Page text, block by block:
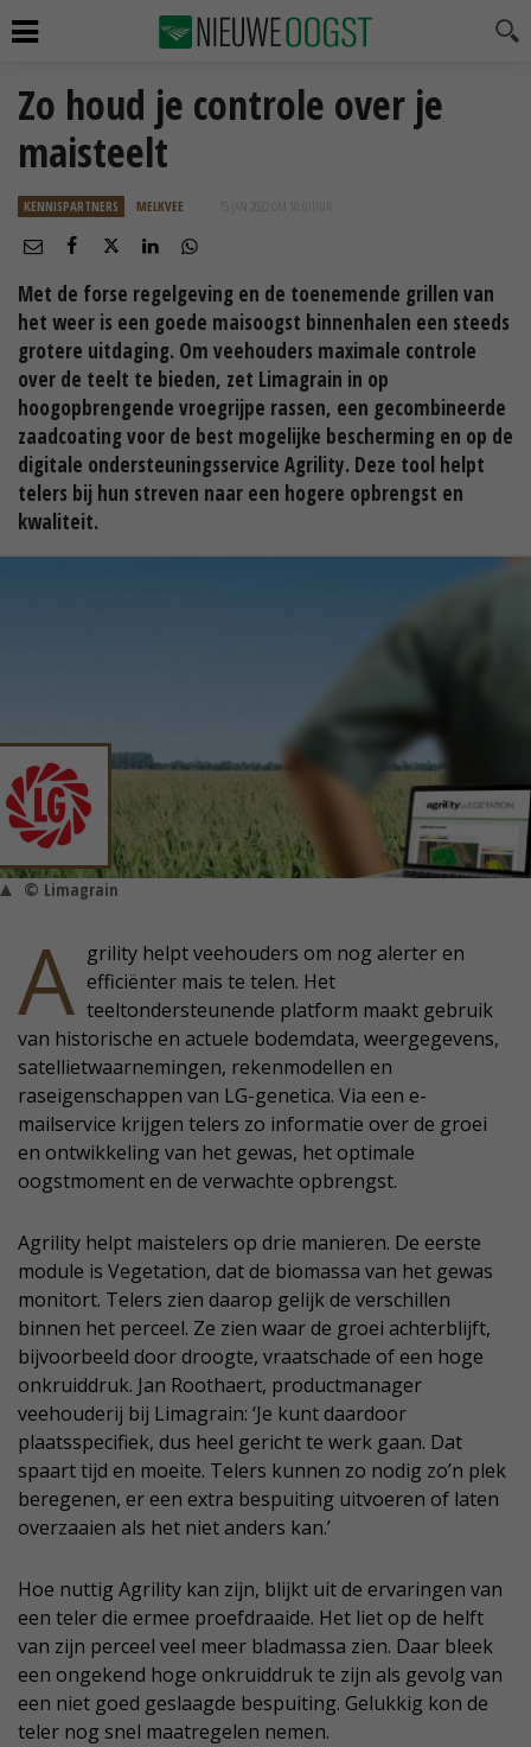
Zo houd je controle over je
maisteelt
KENNISPARTNERS MELKVEE 15 JAN 2022 OM 10:01
Met de forse regelgeving en de toenemende grillen van
het weer is een goede maisoogst binnenhalen een steeds
grotere uitdaging. Om veehouders maximale controle
over de teelt te bieden, zet Limagrain in op
hoogopbrengende vroegrijpe rassen, een gecombineerde
zaadcoating voor de best mogelijke bescherming en op de
digitale ondersteuningsservice Agrility. Deze tool helpt
telers bij hun streven naar een hogere opbrengst en
kwaliteit.
© Limagrain
A grility helpt veehouders om nog alerter en
efficiënter mais te telen. Het
teeltondersteunende platform maakt gebruik
van historische en actuele bodemdata, weergegevens,
satellietwaarnemingen, rekenmodellen en
raseigenschappen van LG-genetica. Via een e-
mailservice krijgen telers zo informatie over de groei
en ontwikkeling van het gewas, het optimale
oogstmoment en de verwachte opbrengst.
Agrility helpt maistelers op drie manieren. De eerste
module is Vegetation, dat de biomassa van het gewas
monitort. Telers zien daarop gelijk de verschillen
binnen het perceel. Ze zien waar de groei achterblijft,
bijvoorbeeld door droogte, vraatschade of een hoge
onkruiddruk. Jan Roothaert, productmanager
veehouderij bij Limagrain: ‘Je kunt daardoor
plaatsspecifiek, dus heel gericht te werk gaan. Dat
spaart tijd en moeite. Telers kunnen zo nodig zo’n plek
beregenen, er een extra bespuiting uitvoeren of laten
overzaaien als het niet anders kan.’
Hoe nuttig Agrility kan zijn, blijkt uit de ervaringen van
een teler die ermee proefdraaide. Het liet op de helft
van zijn perceel veel meer bladmassa zien. Daar bleek
een ongekend hoge onkruiddruk te zijn als gevolg van
een niet goed geslaagde bespuiting. Gelukkig kon de
teler nog snel maatregelen nemen.